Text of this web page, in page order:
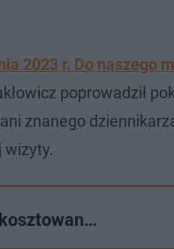
2023 r. Do naszego
poprowadził
znanego
wizyty.